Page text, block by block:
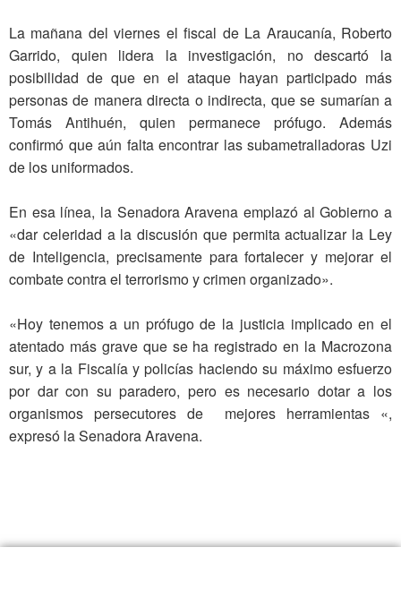
La mañana del viernes el fiscal de La Araucanía, Roberto
Garrido, quien lidera la investigación, no descartó la
posibilidad de que en el ataque hayan participado más
personas de manera directa o indirecta, que se sumarían a
Tomás Antihuén, quien permanece prófugo. Además
confirmó que aún falta encontrar las subametralladoras Uzi
de los uniformados.
En esa línea, la Senadora Aravena emplazó al Gobierno a
«dar celeridad a la discusión que permita actualizar la Ley
de Inteligencia, precisamente para fortalecer y mejorar el
combate contra el terrorismo y crimen organizado».
«Hoy tenemos a un prófugo de la justicia implicado en el
atentado más grave que se ha registrado en la Macrozona
sur, y a la Fiscalía y policías haciendo su máximo esfuerzo
por dar con su paradero, pero es necesario dotar a los
organismos persecutores de mejores herramientas «,
expresó la Senadora Aravena.